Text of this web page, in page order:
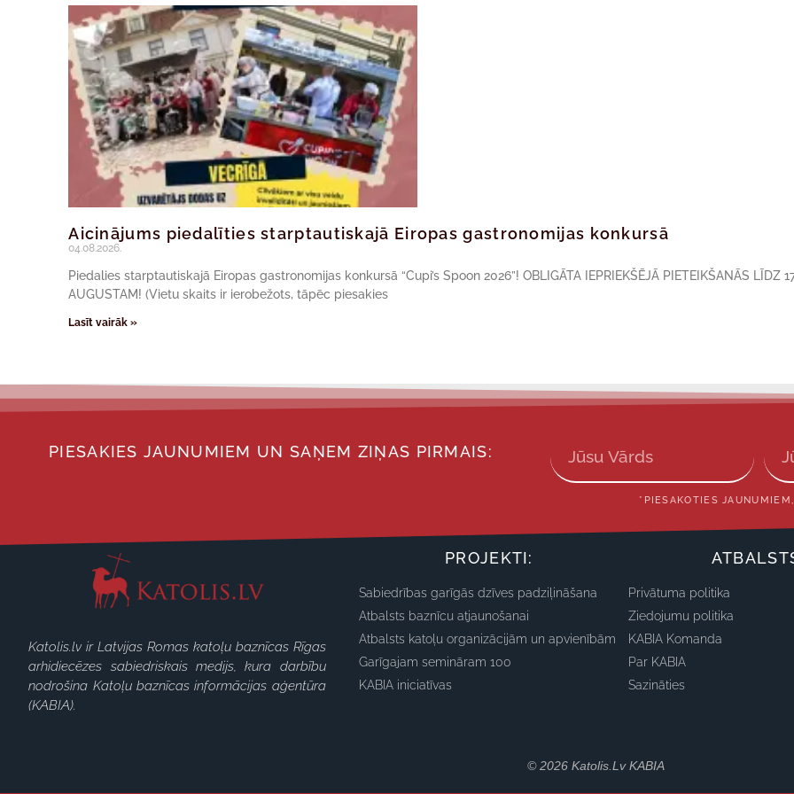
Aicinājums piedalīties starptautiskajā Eiropas gastronomijas konkursā
04.08.2026.
Piedalies starptautiskajā Eiropas gastronomijas konkursā “Cupi’s Spoon 2026”! OBLIGĀTA IEPRIEKŠĒJĀ PIETEIKŠANĀS LĪDZ
AUGUSTAM! (Vietu skaits ir ierobežots, tāpēc piesakies
Lasīt vairāk »
PIESAKIES JAUNUMIEM UN SAŅEM ZIŅAS PIRMAIS:
*PIESAKOTIES
Katolis.lv ir Latvijas Romas katoļu baznīcas Rīgas
arhidiecēzes sabiedriskais medijs, kura darbību
nodrošina Katoļu baznīcas informācijas aģentūra
(KABIA).
PROJEKTI:
Sabiedrības garīgās dzīves padziļināšana
Atbalsts baznīcu atjaunošanai
Atbalsts katoļu organizācijām un apvienībām
Garīgajam semināram 100
KABIA iniciatīvas
Privātuma politika
Ziedojumu politika
KABIA Komanda
Par KABIA
Sazināties
© 2026 Katolis.lv KABIA